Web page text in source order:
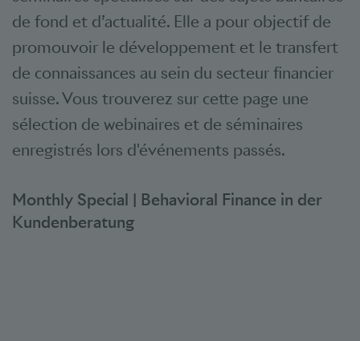
de fond et d’actualité. Elle a pour objectif de
promouvoir le développement et le transfert
de connaissances au sein du secteur financier
suisse. Vous trouverez sur cette page une
sélection de webinaires et de séminaires
enregistrés lors d'événements passés.
Monthly Special | Behavioral Finance in der
Kundenberatung